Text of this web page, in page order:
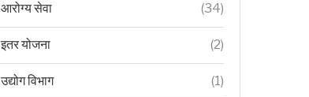
आरोग्य सेवा (34)
इतर योजना (2)
उद्योग विभाग (1)